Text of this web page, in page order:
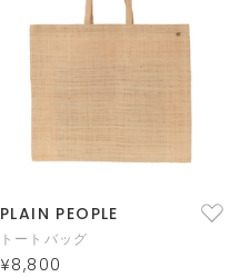
PLAIN PEOPLE
トートバッグ
¥8,800